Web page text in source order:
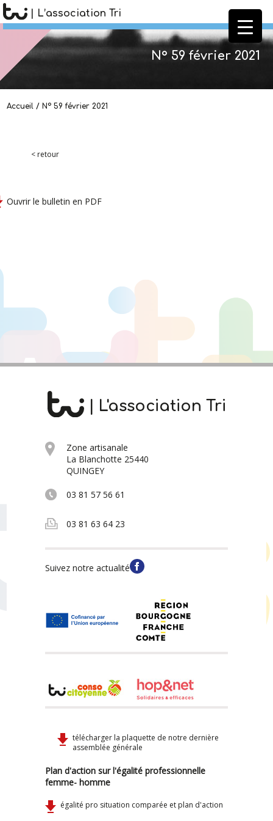
| L’association Tri
N° 59 février 2021
Accueil / N° 59 février 2021
< retour
Ouvrir le bulletin en PDF
| L'association Tri
Zone artisanale
La Blanchotte 25440
QUINGEY
03 81 57 56 61
03 81 63 64 23
Suivez notre actualité
télécharger la plaquette de notre dernière
assemblée générale
Plan d'action sur l'égalité professionnelle
femme- homme
égalité pro situation comparée et plan d'action